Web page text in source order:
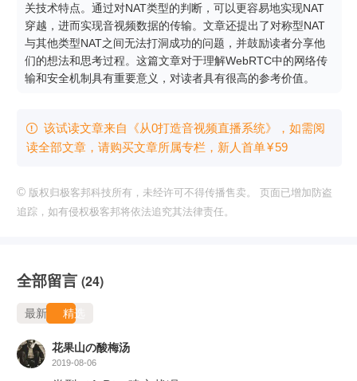
关技术特点。通过对NAT类型的判断，可以更容易地实现NAT
穿越，进而实现音视频数据的传输。文章还提出了对称型NAT
与其他类型NAT之间无法打洞成功的问题，并鼓励读者分享他
们的想法和思考过程。这篇文章对于理解WebRTC中的网络传
输和安全机制具有重要意义，对读者具有很高的参考价值。
 该试读文章来自《从0打造音视频直播系统》，如需阅
读全部文章，请购买文章所属专栏 ，新⼈⾸单¥59
© 版权归极客邦科技所有，未经许可不得传播售卖。 页面已增加防盗
追踪，如有侵权极客邦将依法追究其法律责任。
全部留言 (24)
最新 精选
花果山の酸梅汤
2019-08-06